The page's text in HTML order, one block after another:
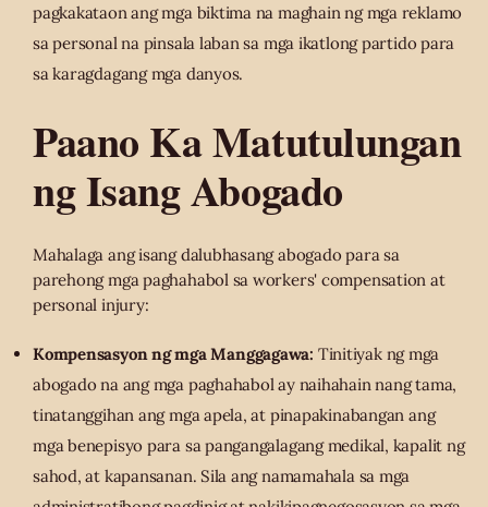
pagkakataon ang mga biktima na maghain ng mga reklamo
sa personal na pinsala laban sa mga ikatlong partido para
sa karagdagang mga danyos.
Paano Ka Matutulungan
ng Isang Abogado
Mahalaga ang isang dalubhasang abogado para sa
parehong mga paghahabol sa workers' compensation at
personal injury:
Kompensasyon ng mga Manggagawa: Tinitiyak ng mga
abogado na ang mga paghahabol ay naihahain nang tama,
tinatanggihan ang mga apela, at pinapakinabangan ang
mga benepisyo para sa pangangalagang medikal, kapalit ng
sahod, at kapansanan. Sila ang namamahala sa mga